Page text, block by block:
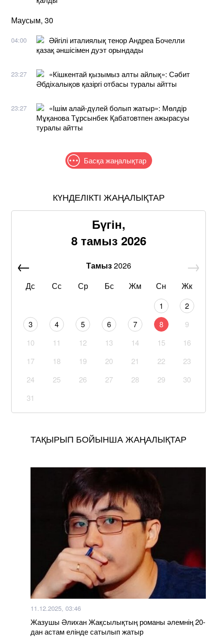
Маусым, 30
04:00
Әйгілі италиялық тенор Андреа Бочелли
қазақ әншісімен дуэт орындады
23:27
«Кішкентай қызымыз алты айлық»: Сәбит
Әбдіхалықов қазіргі отбасы туралы айтты
23:27
«Ішім алай-дүлей болып жатыр»: Мөлдір
Мұқанова Тұрсынбек Қабатовтпен ажырасуы
туралы айтты
Басқа жаңалықтар
КҮНДЕЛІКТІ ЖАҢАЛЫҚТАР
Бүгін,
8 тамыз 2026
Тамыз2026
Дс
Сс Ср Бс Жм Сн Жк
1
2
3
4 5 6 7 8
9
10
11 12 13 14 15
16
17
18 19 20 21 22
23
24
25 26 27 28 29
30
31
ТАҚЫРЫП БОЙЫНША ЖАҢАЛЫҚТАР
11.12.2025, 03:46
Жазушы Әлихан Жақсылықтың романы әлемнің 20-
дан астам елінде сатылып жатыр